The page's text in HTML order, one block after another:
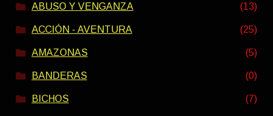
ABUSO Y VENGANZA (13)
ACCIÓN - AVENTURA (25)
AMAZONAS (5)
BANDERAS (0)
BICHOS (7)